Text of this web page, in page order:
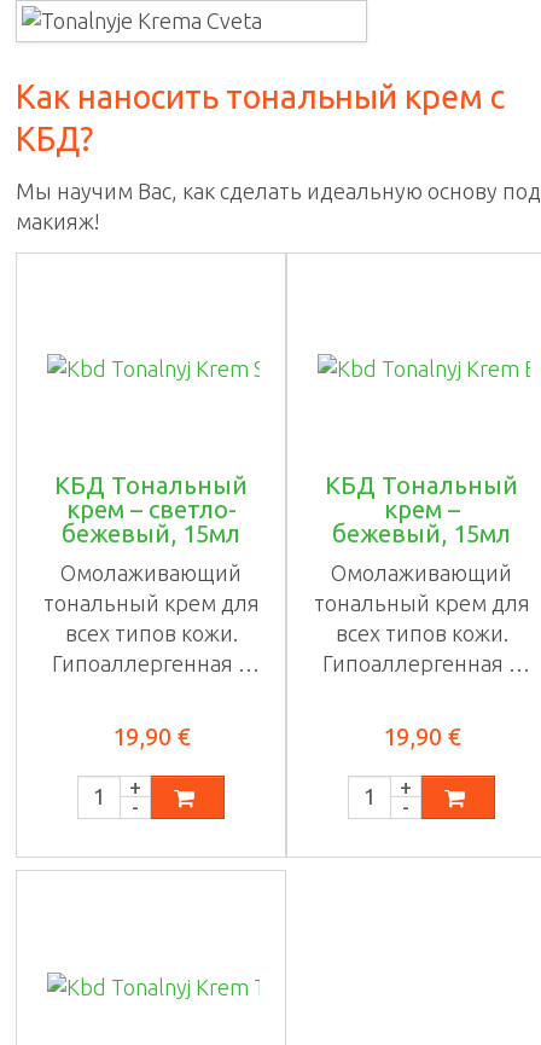
Как наносить тональный крем с
КБД?
Мы научим Вас, как сделать идеальную основу под
макияж!
КБД Тональный
крем – светло-
бежевый, 15мл
Омолаживающий
тональный крем для
всех типов кожи.
Гипоаллергенная и
19,90 €
КБД Тональный
крем –
бежевый, 15мл
Омолаживающий
тональный крем для
всех типов кожи.
Гипоаллергенная и
19,90 €